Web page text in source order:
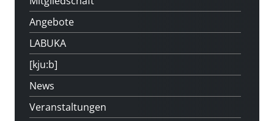
Angebote
LABUKA
[kju:b]
News
Veranstaltungen